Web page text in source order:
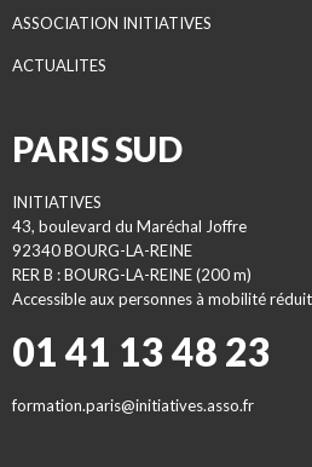
ASSOCIATION INITIATIVES
ACTUALITES
PARIS SUD
INITIATIVES
43, boulevard du Maréchal Joffre
92340 BOURG-LA-REINE
RER B : BOURG-LA-REINE (200 m)
Accessible aux personnes à mobilité
01 41 13 48 23
formation.paris@initiatives.asso.fr